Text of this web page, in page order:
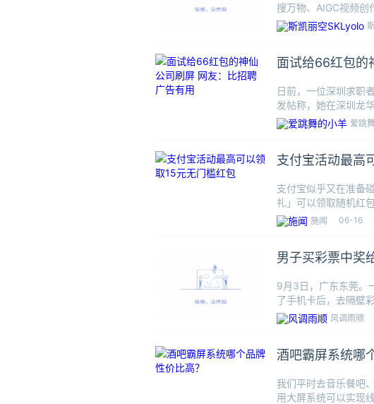
搜万物、AIGC视频创
家不同
面试给66红包的
日前，一位深圳求职
发帖称，她在深圳龙
并附上66元现
爱跳
支付宝活动最高
支付宝似乎又在准备
礼」可以领取随机红
运气比较差的
施闻 06-16
男子买彩票中奖
9月3日，广东东莞。
了手机卡后，去隔壁
风调雨顺
酒吧霸屏系统哪
我们平时去音乐餐吧
用大屏系统可以实现